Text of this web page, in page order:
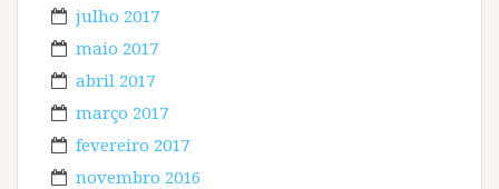
julho 2017
maio 2017
abril 2017
março 2017
fevereiro 2017
novembro 2016